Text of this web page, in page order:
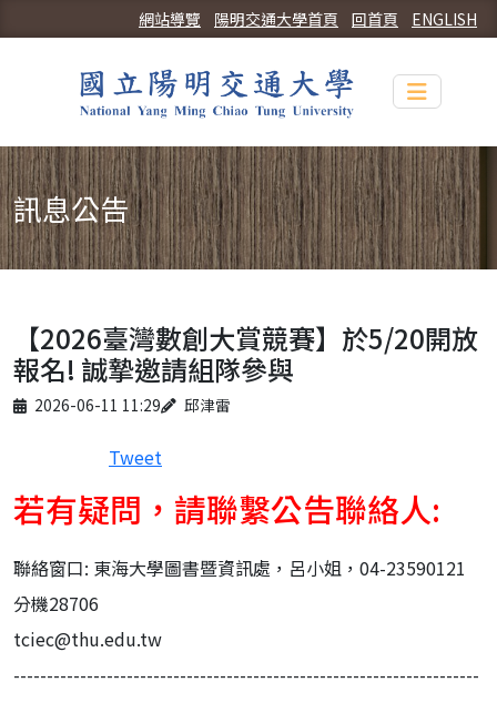
ENGLISH
回首頁
陽明交通大學首頁
網站導覽
Toggle
訊息公告
【2026臺灣數創大賞競賽】於5/20開放
報名! 誠摯邀請組隊參與
Published on
2026-06-11 11:29
Author 邱津雷
Tweet
若有疑問，請聯繫公告聯絡人:
聯絡窗口: 東海大學圖書暨資訊處，呂小姐，04-23590121
分機28706
tciec@thu.edu.tw
----------------------------------------------------------------------